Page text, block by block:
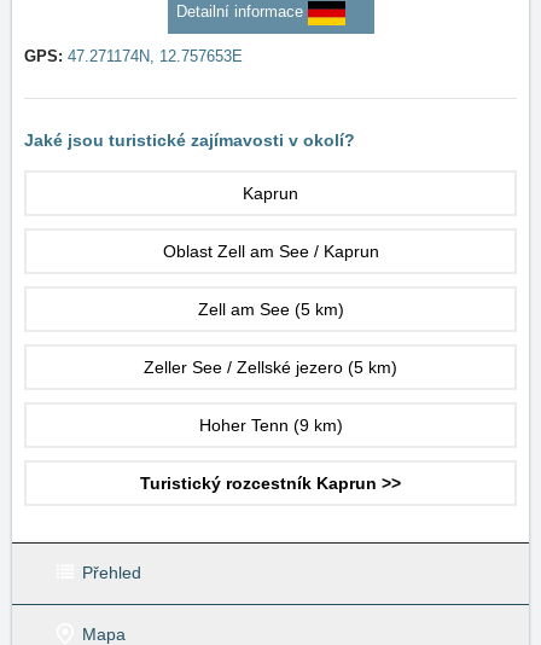
Detailní informace
GPS: 47.271174N, 12.757653E
Jaké jsou turistické zajímavosti v okolí?
Kaprun
Oblast Zell am See / Kaprun
Zell am See (5 km)
Zeller See / Zellské jezero (5 km)
Hoher Tenn (9 km)
Turistický rozcestník Kaprun >>
Přehled
Mapa